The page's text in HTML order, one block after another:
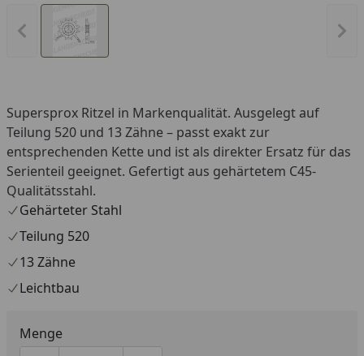
Vorheriges Bild anzeigen
Supersprox Ritzel in Markenqualität. Ausgelegt auf
Teilung 520 und 13 Zähne – passt exakt zur
entsprechenden Kette und ist als direkter Ersatz für das
Serienteil geeignet. Gefertigt aus gehärtetem C45-
Qualitätsstahl.
Gehärteter Stahl
Teilung 520
13 Zähne
Leichtbau
Menge